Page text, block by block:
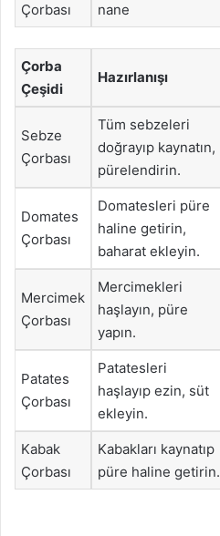
Çorbası
nane
Çorba
Çeşidi
Hazırlanışı
Sebze
Çorbası
Tüm sebzeleri
doğrayıp kaynatın,
pürelendirin.
Domates
Çorbası
Domatesleri püre
haline getirin,
baharat ekleyin.
Mercimek
Çorbası
Mercimekleri
haşlayın, püre
yapın.
Patates
Çorbası
Patatesleri
haşlayıp ezin, süt
ekleyin.
Kabak
Çorbası
Kabakları kaynatıp
püre haline getirin.